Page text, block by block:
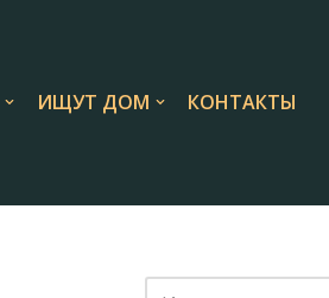
ИЩУТ ДОМ КОНТАКТЫ